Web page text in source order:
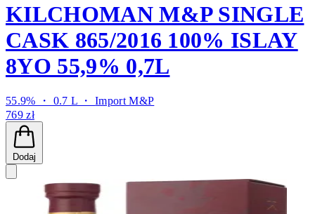
KILCHOMAN M&P SINGLE
CASK 865/2016 100% ISLAY
8YO 55,9% 0,7L
55.9% ・ 0.7 L ・Import M&P
769 zł
Dodaj